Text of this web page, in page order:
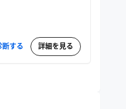
断する 詳細を見る